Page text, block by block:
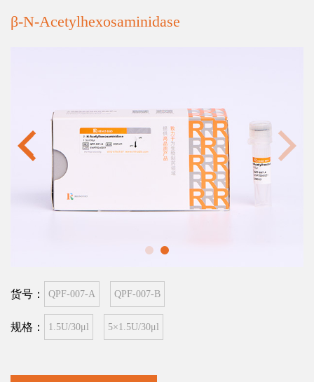
β-N-Acetylhexosaminidase
货号： QPF-007-A QPF-007-B
规格： 1.5U/30μl 5×1.5U/30μl